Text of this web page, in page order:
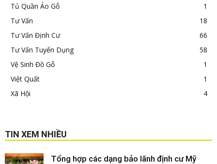
Tủ Quần Áo Gỗ
1
Tư Vấn
18
Tư Vấn Định Cư
66
Tư Vấn Tuyển Dụng
58
Vệ Sinh Đồ Gỗ
1
Việt Quất
1
Xã Hội
4
TIN XEM NHIỀU
Tổng hợp các dạng bảo lãnh định cư Mỹ